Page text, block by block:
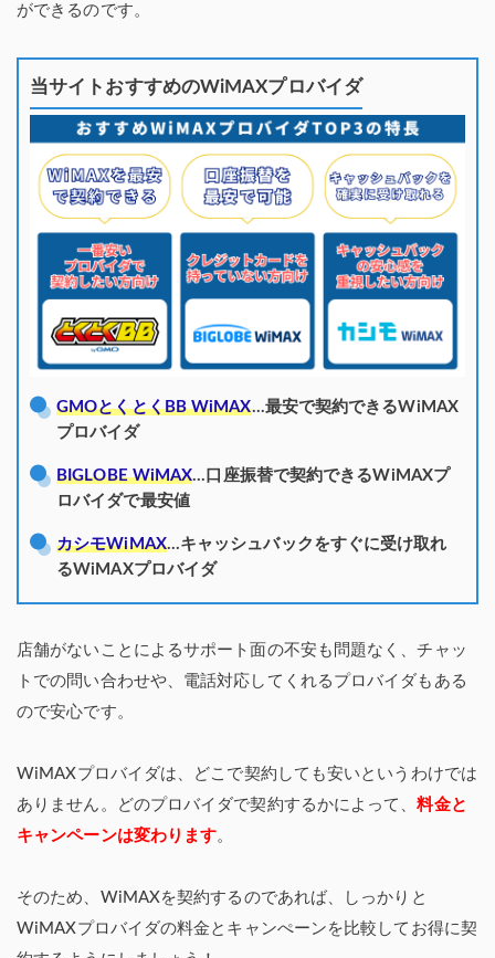
ができるのです。
当サイトおすすめのWiMAXプロバイダ
GMOとくとくBB WiMAX…最安で契約できるWiMAX
プロバイダ
BIGLOBE WiMAX…口座振替で契約できるWiMAXプ
ロバイダで最安値
カシモWiMAX…キャッシュバックをすぐに受け取れ
るWiMAXプロバイダ
店舗がないことによるサポート面の不安も問題なく、チャッ
トでの問い合わせや、電話対応してくれるプロバイダもある
ので安心です。
WiMAXプロバイダは、どこで契約しても安いというわけでは
ありません。どのプロバイダで契約するかによって、料金と
キャンペーンは変わります。
そのため、WiMAXを契約するのであれば、しっかりと
WiMAXプロバイダの料金とキャンぺーンを比較してお得に契